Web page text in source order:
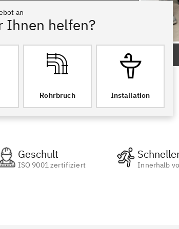
an
Ihnen helfen?
Rohrbruch Installation
Geschult
ISO 9001 zertifiziert Innerhalb